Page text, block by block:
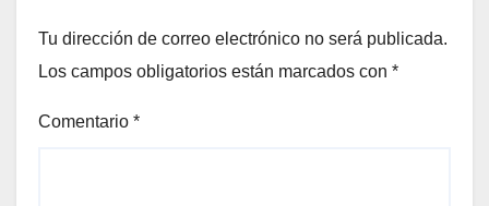
Tu dirección de correo electrónico no será publicada.
Los campos obligatorios están marcados con *
Comentario *